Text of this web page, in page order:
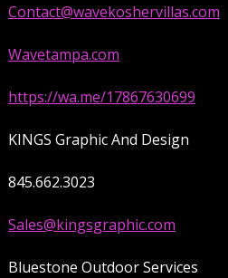
Contact@wavekoshervillas.com
Wavetampa.com
https://wa.me/17867630699
KINGS Graphic And Design
845.662.3023
Sales@kingsgraphic.com
Bluestone Outdoor Services